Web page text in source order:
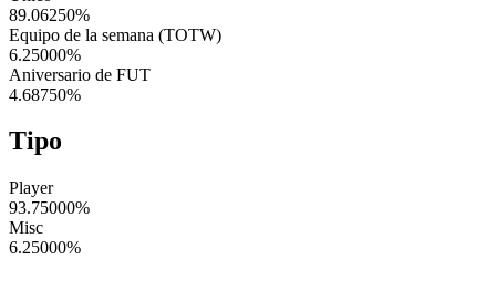
89.06250%
Equipo de la semana (TOTW)
6.25000%
Aniversario de FUT
4.68750%
Tipo
Player
93.75000%
Misc
6.25000%